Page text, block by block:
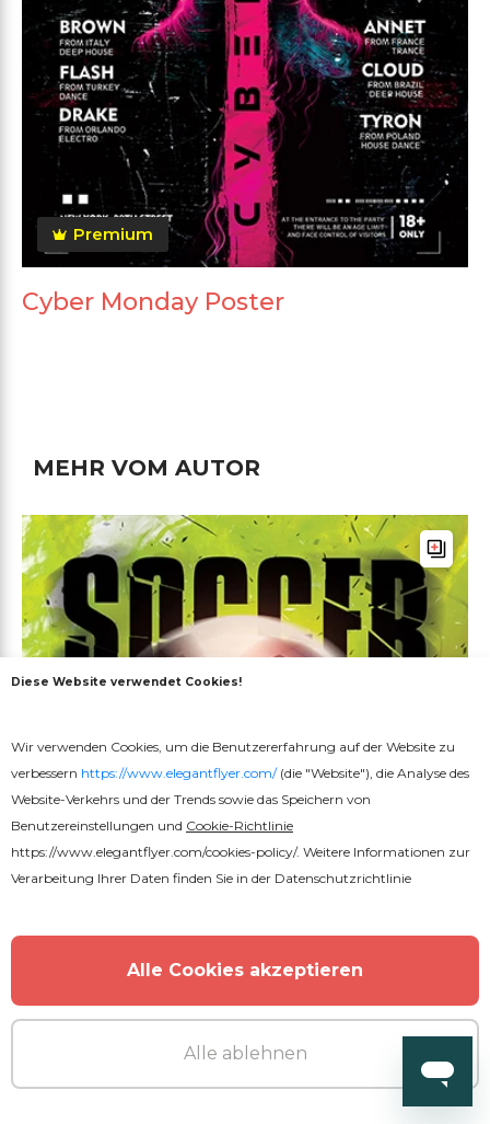
Premium
Cyber Monday Poster
MEHR VOM AUTOR
Diese Website verwendet Cookies!
Wir verwenden Cookies, um die Benutzererfahrung auf der Website zu
verbessern https://www.elegantflyer.com/(die "Website"), die Analyse des
Website-Verkehrs und der Trends sowie das Speichern von
Benutzereinstellungen und Cookie-Richtlinie
https://www.elegantflyer.com/cookies-policy/. Weitere Informationen zur
Verarbeitung Ihrer Daten finden Sie in der Datenschutzrichtlinie
Alle Cookies akzeptieren
Alle ablehnen